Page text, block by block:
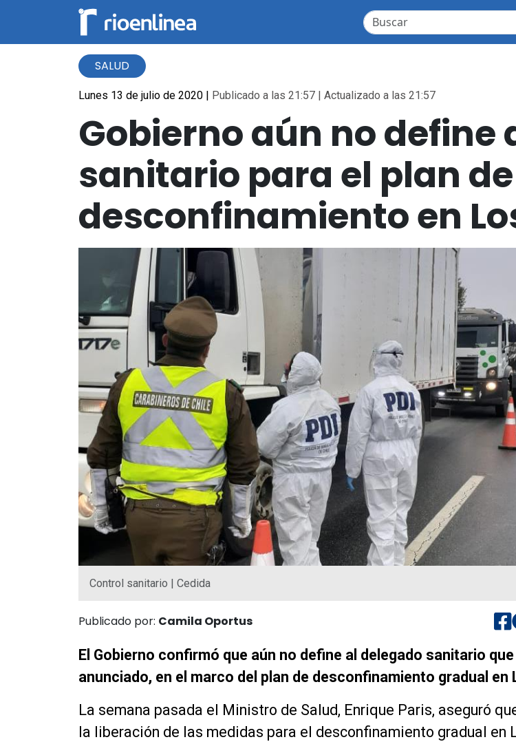
SALUD
Lunes 13 de julio de 2020 | Publicado a las 21:57 | Actualizado a las 21:57
Gobierno aún no define
sanitario para el plan de
desconfinamiento en
Control sanitario | Cedida
Publicado por: Camila Oportus
El Gobierno confirmó que aún no define al delegado sanitario
anunciado, en el marco del plan de desconfinamiento gradual en
La semana pasada el Ministro de Salud, Enrique Paris, aseguró
la liberación de las medidas para el desconfinamiento gradual en